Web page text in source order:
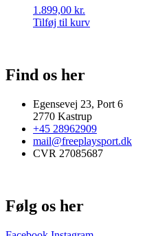
1.899,00 kr.
Tilføj til kurv
Find os her
Egensevej 23, Port 6
2770 Kastrup
+45 28962909
mail@freeplaysport.dk
CVR 27085687
Følg os her